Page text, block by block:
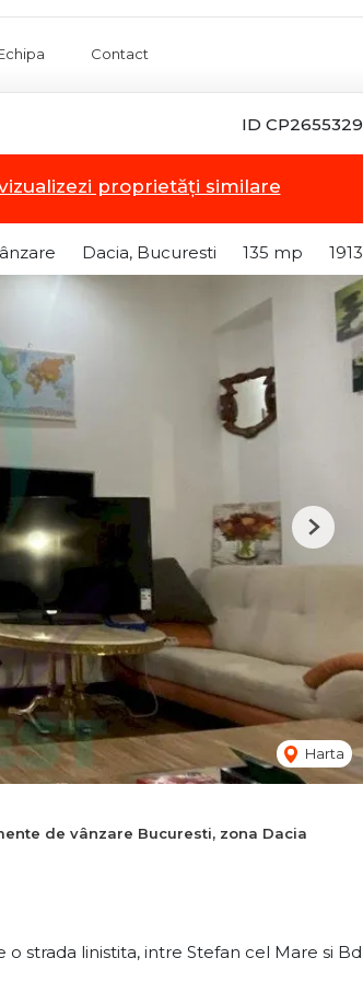
Contact
ID CP2655329
proprietăți similare
Dacia, Bucuresti 135 mp 1913
Harta
Next
de vânzare Bucuresti, zona Dacia
strada linistita, intre Stefan cel Mare si Bd